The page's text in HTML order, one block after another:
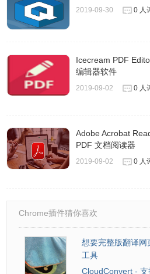
2019-09-30 0 人
Icecream PDF
编辑器软件
2019-09-02 0 人
Adobe Acrobat
PDF 文档阅读器
2019-09-02 0 人
Chrome插件猜你喜欢
想要完整版翻译
工具
CloudConvert - 支